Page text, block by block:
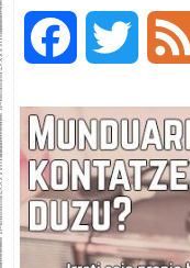
c
e
b
i
t
t